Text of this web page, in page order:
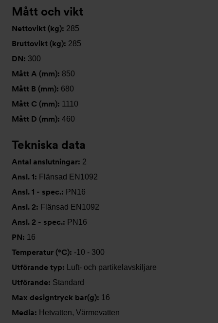
Mått och vikt
Nettovikt (kg): 285
Bruttovikt (kg): 285
DN: 300
Mått A (mm): 850
Mått B (mm): 680
Mått C (mm): 1110
Mått D (mm): 460
Tekniska data
Antal anslutningar: 2
Ansl. 1: Flänsad EN1092
Ansl. 1 - spec.: PN16
Ansl. 2: Flänsad EN1092
Ansl. 2 - spec.: PN16
PN: 16
Temperatur (°C): -10 - 300
Utförande typ: Luft- och partikelavskiljare
Utförande: Standard
Max designtryck bar(g): 16
Media: Hetvatten, Värmevatten